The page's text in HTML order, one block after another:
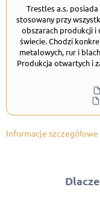
Trestles a.s.
stosowany przy
obszarach produkcji i
świecie. Chodzi
metalowych, rur i
Produkcja otwartych i
Informacje szczegółowe